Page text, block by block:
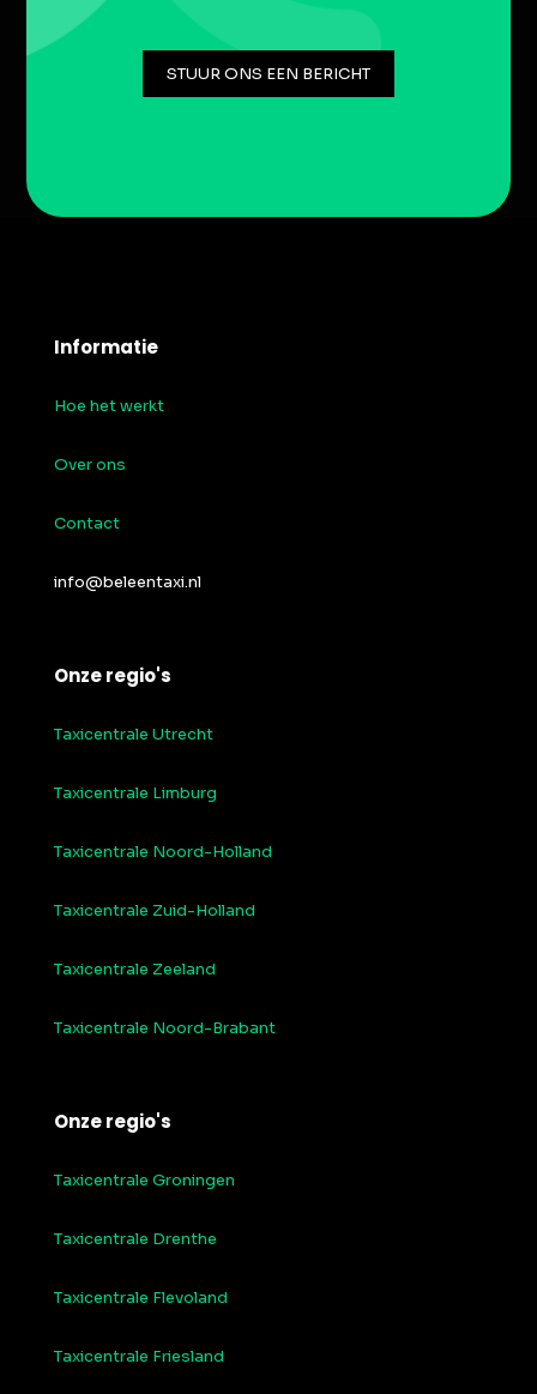
STUUR ONS EEN BERICHT
Informatie
Hoe het werkt
Over ons
Contact
info@beleentaxi.nl
Onze regio's
Taxicentrale Utrecht
Taxicentrale Limburg
Taxicentrale Noord-Holland
Taxicentrale Zuid-Holland
Taxicentrale Zeeland
Taxicentrale Noord-Brabant
Onze regio's
Taxicentrale Groningen
Taxicentrale Drenthe
Taxicentrale Flevoland
Taxicentrale Friesland